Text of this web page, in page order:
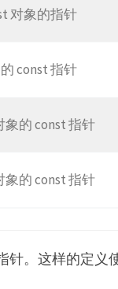
对象的指针
const 指针
象的 const 指针
象的 const 指针
针。这样的定义